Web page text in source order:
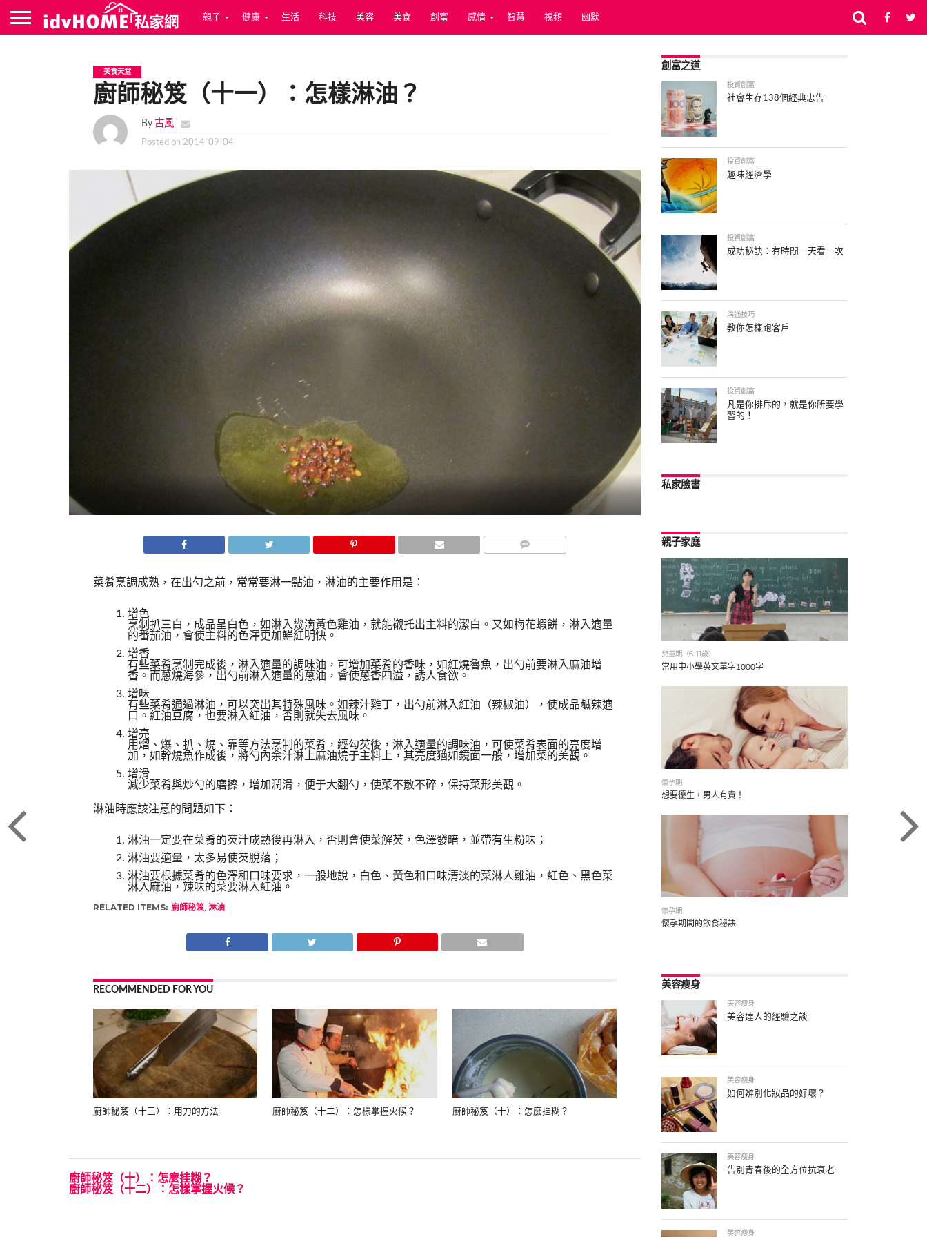
親子 健康 生活 科技 美容 美食 創富 感情 智慧 視頻 幽默
美食天堂
廚師秘笈（十一）：怎樣淋油？
By 古風
Posted on 2014-09-04
菜肴烹調成熟，在出勺之前，常常要淋一點油，淋油的主要作用是：
增色
烹制扒三白，成品呈白色，如淋入幾滴黃色雞油，就能襯托出主料的潔白。又如梅花蝦餅，淋入適量
的番茄油，會使主料的色澤更加鮮紅明快。
增香
有些菜肴烹制完成後，淋入適量的調味油，可增加菜肴的香味，如紅燒魯魚，出勺前要淋入麻油增
香。而蔥燒海參，出勺前淋入適量的蔥油，會使蔥香四溢，誘人食欲。
增味
有些菜肴通過淋油，可以突出其特殊風味。如辣汁雞丁，出勺前淋入紅油（辣椒油），使成品鹹辣適
口。紅油豆腐，也要淋入紅油，否則就失去風味。
增亮
用熘、爆、扒、燒、靠等方法烹制的菜肴，經勾芡後，淋入適量的調味油，可使菜肴表面的亮度增
加，如幹燒魚作成後，將勺內余汁淋上麻油燒于主料上，其亮度猶如鏡面一般，增加菜的美觀。
增滑
減少菜肴與炒勺的磨擦，增加潤滑，便于大翻勺，使菜不散不碎，保持菜形美觀。
淋油時應該注意的問題如下：
淋油一定要在菜肴的芡汁成熟後再淋入，否則會使菜解芡，色澤發暗，並帶有生粉味；
淋油要適量，太多易使芡脫落；
淋油要根據菜肴的色澤和口味要求，一般地說，白色、黃色和口味清淡的菜淋人雞油，紅色、黑色菜
淋入麻油，辣味的菜要淋入紅油。
RELATED ITEMS: 廚師秘笈, 淋油
RECOMMENDED FOR YOU
廚師秘笈（十三）：用刀的方法 廚師秘笈（十二）：怎樣掌握火候？ 廚師秘笈（十）：怎麼挂糊？
廚師秘笈（十）：怎麼挂糊？
廚師秘笈（十二）：怎樣掌握火候？
創富之道
投資創富
社會生存138個經典忠告
投資創富
趣味經濟學
投資創富
成功秘訣：有時間一天看一次
溝通技巧
教你怎樣跑客戶
投資創富
凡是你排斥的，就是你所要學
習的！
私家臉書
親子家庭
兒童期（6-11歲）
常用中小學英文單字1000字
懷孕期
想要優生，男人有責！
懷孕期
懷孕期間的飲食秘訣
美容瘦身
美容瘦身
美容達人的經驗之談
美容瘦身
如何辨別化妝品的好壞？
美容瘦身
告別青春後的全方位抗衰老
美容瘦身